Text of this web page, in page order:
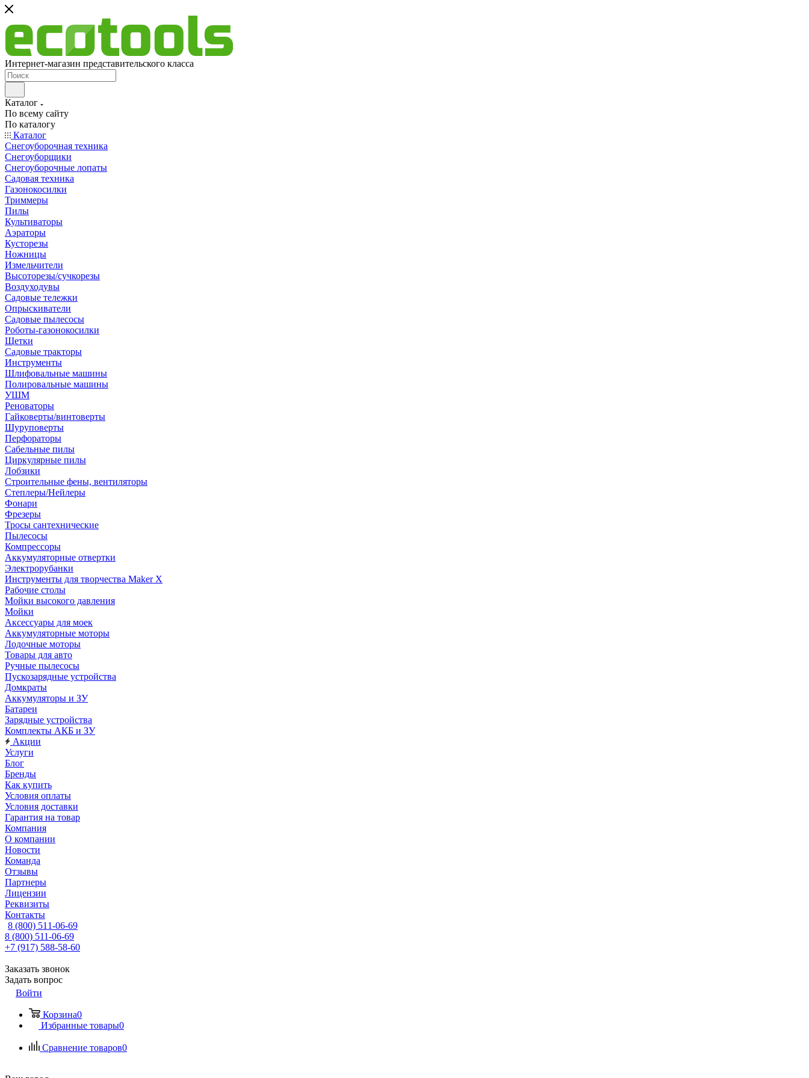
Интернет-магазин представительского класса
Каталог
По всему сайту
По каталогу
Каталог
Снегоуборочная техника
Снегоуборщики
Снегоуборочные лопаты
Садовая техника
Газонокосилки
Триммеры
Пилы
Культиваторы
Аэраторы
Кусторезы
Ножницы
Измельчители
Высоторезы/сучкорезы
Воздуходувы
Садовые тележки
Опрыскиватели
Садовые пылесосы
Роботы-газонокосилки
Щетки
Садовые тракторы
Инструменты
Шлифовальные машины
Полировальные машины
УШМ
Реноваторы
Гайковерты/винтоверты
Шуруповерты
Перфораторы
Сабельные пилы
Циркулярные пилы
Лобзики
Строительные фены, вентиляторы
Степлеры/Нейлеры
Фонари
Фрезеры
Тросы сантехнические
Пылесосы
Компрессоры
Аккумуляторные отвертки
Электрорубанки
Инструменты для творчества Maker X
Рабочие столы
Мойки высокого давления
Мойки
Аксессуары для моек
Аккумуляторные моторы
Лодочные моторы
Товары для авто
Ручные пылесосы
Пускозарядные устройства
Домкраты
Аккумуляторы и ЗУ
Батареи
Зарядные устройства
Комплекты АКБ и ЗУ
Акции
Услуги
Блог
Бренды
Как купить
Условия оплаты
Условия доставки
Гарантия на товар
Компания
О компании
Новости
Команда
Отзывы
Партнеры
Лицензии
Реквизиты
Контакты
8 (800) 511-06-69
8 (800) 511-06-69
+7 (917) 588-58-60
Заказать звонок
Задать вопрос
Войти
Корзина0
Избранные товары0
Сравнение товаров0